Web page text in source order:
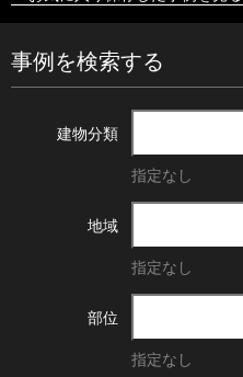
事例を検索する
建物分類
指定なし
地域
指定なし
部位
指定なし